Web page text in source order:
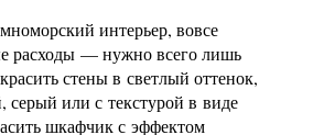
интерьер, вовсе
расходы — нужно всего лишь
стены в светлый оттенок,
серый или с текстурой в виде
шкафчик с эффектом